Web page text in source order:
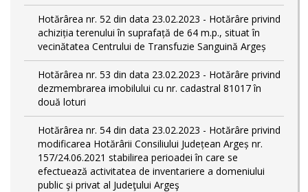
Hotărârea nr. 52 din data 23.02.2023 - Hotărâre privind
achiziția terenului în suprafață de 64 m.p., situat în
vecinătatea Centrului de Transfuzie Sanguină Argeș
Hotărârea nr. 53 din data 23.02.2023 - Hotărâre privind
dezmembrarea imobilului cu nr. cadastral 81017 în
două loturi
Hotărârea nr. 54 din data 23.02.2023 - Hotărâre privind
modificarea Hotărârii Consiliului Județean Argeș nr.
157/24.06.2021 stabilirea perioadei în care se
efectuează activitatea de inventariere a domeniului
public şi privat al Judeţului Argeş